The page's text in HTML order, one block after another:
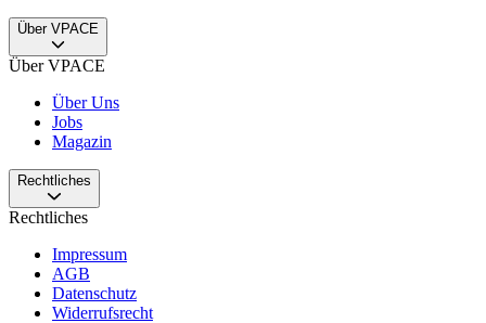
Über VPACE
Über VPACE
Über Uns
Jobs
Magazin
Rechtliches
Rechtliches
Impressum
AGB
Datenschutz
Widerrufsrecht